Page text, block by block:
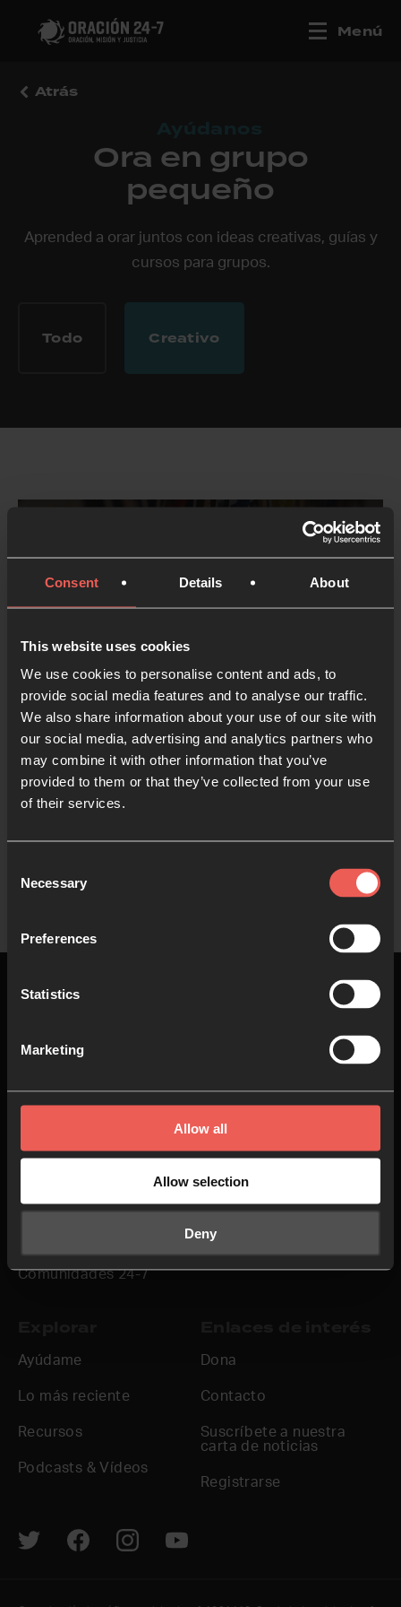
Consent Details About
This website uses cookies
We use cookies to personalise content and ads, to
provide social media features and to analyse our traffic.
We also share information about your use of our site with
our social media, advertising and analytics partners who
may combine it with other information that you’ve
provided to them or that they’ve collected from your use
of their services.
Selection
Necessary
Preferences
Statistics
Marketing
Allow all
Allow selection
Deny
Menú
Atrás
Ora en grupo
pequeño
Aprended a orar juntos con ideas creativas, guías y
cursos para grupos.
Todo Creativo
Ora de forma creativa
Arriba
Nuestro Equipo
Comunidades 24-7
Únete
Oración
Ve
Ayúdame
Lo más reciente
Recursos
Podcasts & Vídeos
Dona
Contacto
Suscríbete a nuestra
carta de noticias
Registrarse